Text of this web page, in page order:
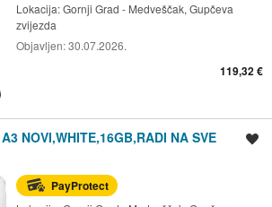
Lokacija:Gornji Grad - Medveščak, Gupčeva
zvijezda
Objavljen:30.07.2026.
119,32 €
NOVI,WHITE,16GB,RADI NA SVE
PayProtect